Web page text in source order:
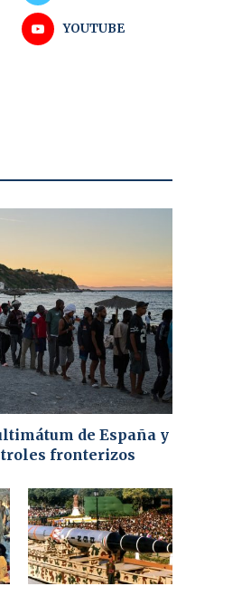
YOUTUBE
de España y
fronterizos